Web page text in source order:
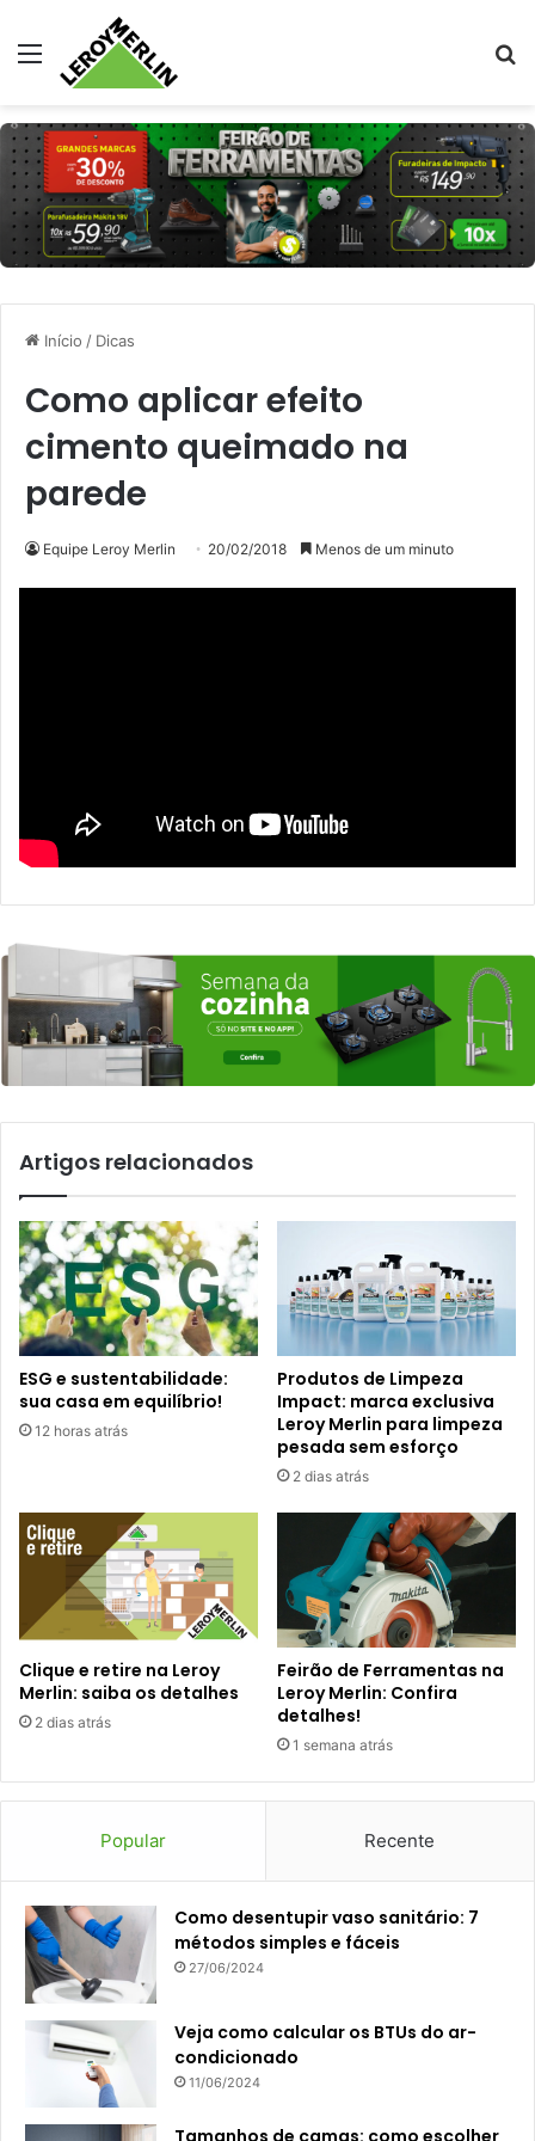
Menu
Início / Dicas
Como aplicar efeito
cimento queimado na
parede
Equipe Leroy Merlin 20/02/2018 Menos de um minuto
Artigos relacionados
ESG e sustentabilidade:
sua casa em equilíbrio!
12 horas atrás
Produtos de Limpeza
Impact: marca exclusiva
Leroy Merlin para limpeza
pesada sem esforço
2 dias atrás
Clique e retire na Leroy
Merlin: saiba os detalhes
2 dias atrás
Feirão de Ferramentas na
Leroy Merlin: Confira
detalhes!
1 semana atrás
Popular Recente
Como desentupir vaso sanitário: 7
métodos simples e fáceis
27/06/2024
Veja como calcular os BTUs do ar-
condicionado
11/06/2024